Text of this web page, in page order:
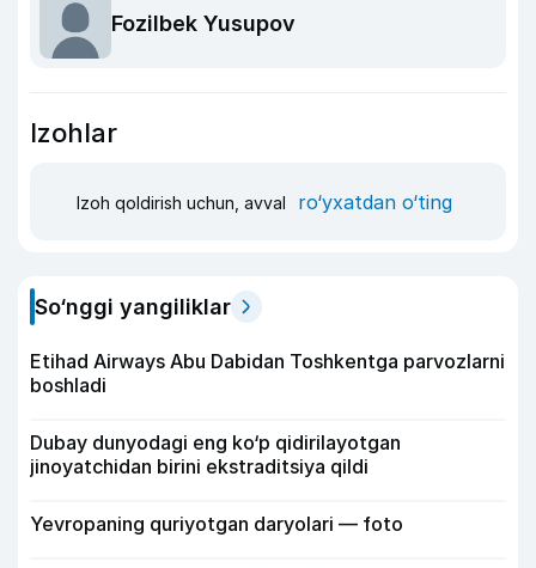
Fozilbek Yusupov
Izohlar
Izoh qoldirish uchun, avval ro‘yxatdan o‘ting
So‘nggi yangiliklar
Etihad Airways Abu Dabidan Toshkentga parvozlarni
boshladi
Dubay dunyodagi eng ko‘p qidirilayotgan
jinoyatchidan birini ekstraditsiya qildi
Yevropaning quriyotgan daryolari — foto